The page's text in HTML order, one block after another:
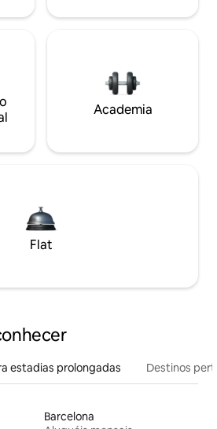
Academia
Flat
estadias prolongadas Destinos
Barcelona